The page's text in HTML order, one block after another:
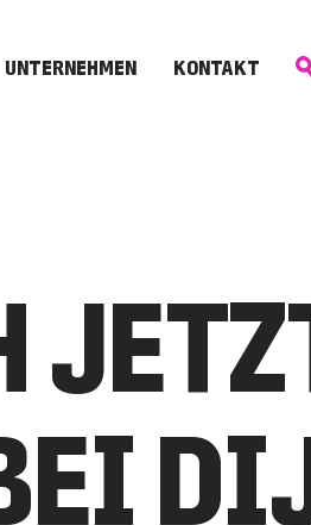
UNTERNEHMEN KONTAKT